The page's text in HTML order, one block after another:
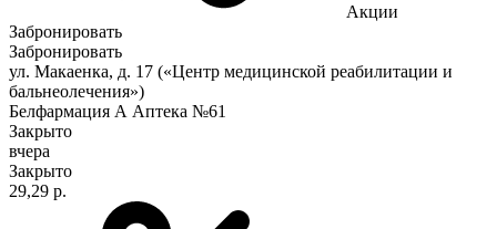
Акции
Забронировать
Забронировать
ул. Макаенка, д. 17 («Центр медицинской реабилитации и
бальнеолечения»)
Белфармация А Аптека №61
Закрыто
вчера
Закрыто
29,29 р.